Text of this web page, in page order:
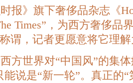
报》旗下奢侈品杂志《
Times”，为西方奢侈品
谓，记者更愿意将它理解
方世界对“中国风”的集体
能说是“新一轮”。真正的